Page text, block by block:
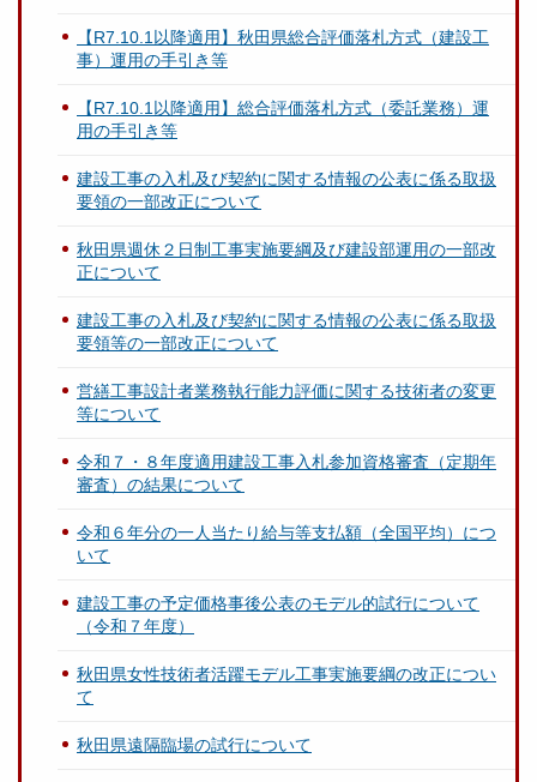
【R7.10.1以降適用】秋田県総合評価落札方式（建設工
事）運用の手引き等
【R7.10.1以降適用】総合評価落札方式（委託業務）運
用の手引き等
建設工事の入札及び契約に関する情報の公表に係る取扱
要領の一部改正について
秋田県週休２日制工事実施要綱及び建設部運用の一部改
正について
建設工事の入札及び契約に関する情報の公表に係る取扱
要領等の一部改正について
営繕工事設計者業務執行能力評価に関する技術者の変更
等について
令和７・８年度適用建設工事入札参加資格審査（定期年
審査）の結果について
令和６年分の一人当たり給与等支払額（全国平均）につ
いて
建設工事の予定価格事後公表のモデル的試行について
（令和７年度）
秋田県女性技術者活躍モデル工事実施要綱の改正につい
て
秋田県遠隔臨場の試行について